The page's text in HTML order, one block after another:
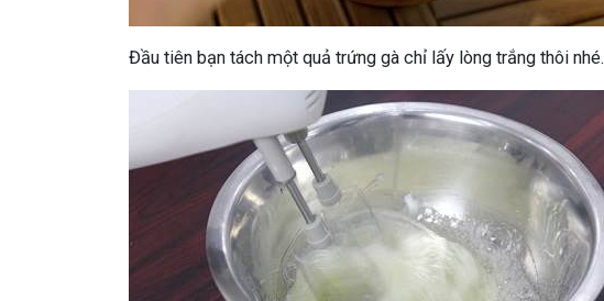
Đầu tiên bạn tách một quả trứng gà chỉ lấy lòng trắng thôi nhé.